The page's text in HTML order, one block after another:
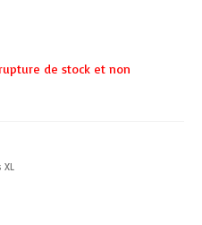
de stock et non
XL